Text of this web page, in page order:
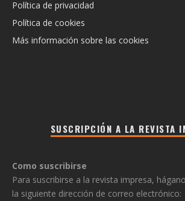
Política de privacidad
Política de cookies
Más información sobre las cookies
SUSCRIPCIÓN A LA REVISTA
Como suscribirse
Para suscribirse a la revista impresa,
la siguiente dirección de correo electrónico: